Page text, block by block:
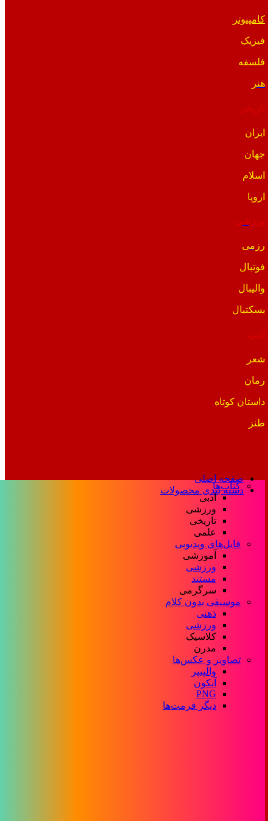
کامپیوتر
فیزیک
فلسفه
هنر
ایران
جهان
اسلام
اروپا
ورزشی
رزمی
فوتبال
والیبال
بسکتبال
ادبی
شعر
رمان
داستان کوتاه
طنز
صفحه اصلی
دسته بندی محصولات
کتاب‌ها
ادبی
ورزشی
تاریخی
علمی
فایل‌های ویدیویی
آموزشی
ورزشی
مستند
سرگرمی
موسیقی بدون کلام
ذهنی
ورزشی
کلاسیک
مدرن
تصاویر و عکس‌ها
والپیپر
آیکون
PNG
دیگر فرمت‌ها